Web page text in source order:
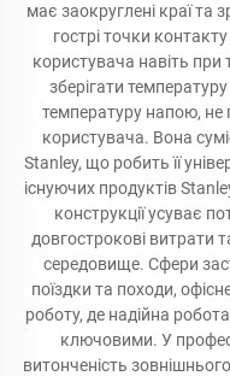
має заокруглені краї та
гострі точки
користувача навіть при
зберігати
температуру напою, не
користувача. Вона
Stanley, що робить її
існуючих продуктів
конструкції усуває
довгострокові витрати
середовище. Сфери
поїздки та походи,
роботу, де надійна
ключовими. У
витонченість